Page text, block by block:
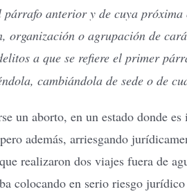
anterior y de cuya
organización o agrupación de
a que se refiere el primer
cambiándola de sede o de
un aborto, en un estado donde
además, arriesgando
realizaron dos viajes fuera de
colocando en serio riesgo